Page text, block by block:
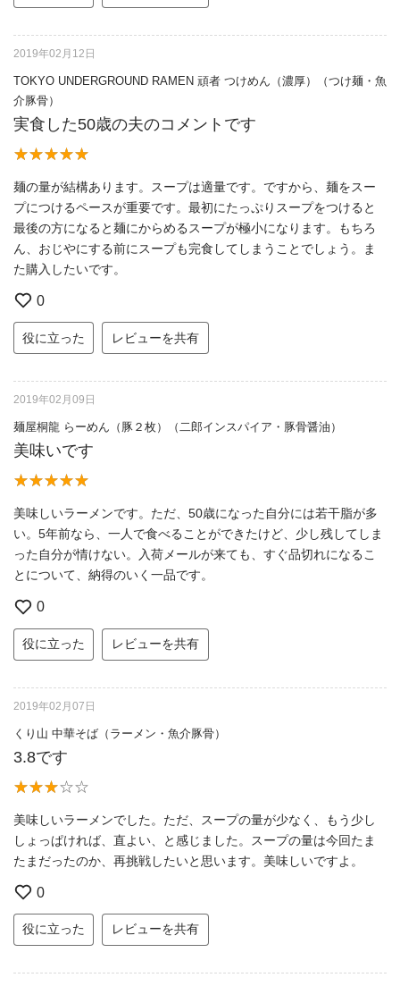
2019年02月12日
TOKYO UNDERGROUND RAMEN 頑者 つけめん（濃厚）（つけ麺・魚
介豚骨）
実食した50歳の夫のコメントです
麺の量が結構あります。スープは適量です。ですから、麺をスー
プにつけるペースが重要です。最初にたっぷりスープをつけると
最後の方になると麺にからめるスープが極小になります。もちろ
ん、おじやにする前にスープも完食してしまうことでしょう。ま
た購入したいです。
0
役に立った レビューを共有
2019年02月09日
麺屋桐龍 らーめん（豚２枚）（二郎インスパイア・豚骨醤油）
美味いです
美味しいラーメンです。ただ、50歳になった自分には若干脂が多
い。5年前なら、一人で食べることができたけど、少し残してしま
った自分が情けない。入荷メールが来ても、すぐ品切れになるこ
とについて、納得のいく一品です。
0
役に立った レビューを共有
2019年02月07日
くり山 中華そば（ラーメン・魚介豚骨）
3.8です
美味しいラーメンでした。ただ、スープの量が少なく、もう少し
しょっぱければ、直よい、と感じました。スープの量は今回たま
たまだったのか、再挑戦したいと思います。美味しいですよ。
0
役に立った レビューを共有